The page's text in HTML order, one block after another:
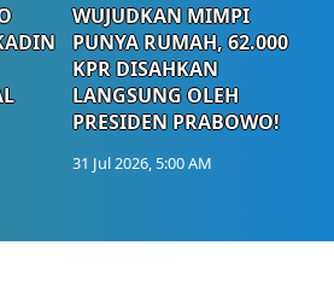
WUJUDKAN MIMPI
PUNYA RUMAH, 62.000
KPR DISAHKAN
LANGSUNG OLEH
PRESIDEN PRABOWO!
31 Jul 2026, 5:00 AM